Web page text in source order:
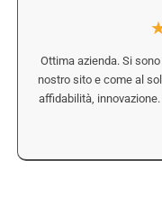
Ottima azienda. Si
nostro sito e come al
affidabilità,